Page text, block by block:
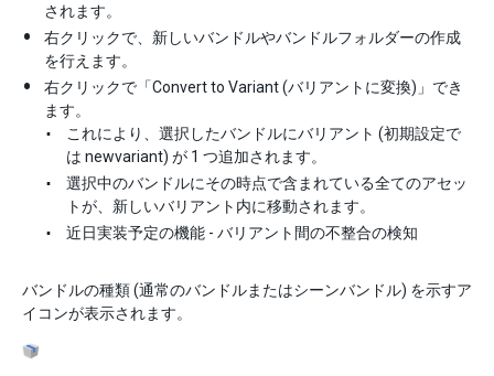
されます。
右クリックで、新しいバンドルやバンドルフォルダーの作成
を行えます。
右クリックで「Convert to Variant (バリアントに変換)」でき
ます。
これにより、選択したバンドルにバリアント (初期設定で
は newvariant) が 1 つ追加されます。
選択中のバンドルにその時点で含まれている全てのアセッ
トが、新しいバリアント内に移動されます。
近日実装予定の機能 - バリアント間の不整合の検知
バンドルの種類 (通常のバンドルまたはシーンバンドル) を示すア
イコンが表示されます。